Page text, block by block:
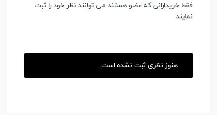
فقط خریدارانی که عضو هستند می توانند نظر خود را ثبت
نمایند
هنوز نظری ثبت نشده است.